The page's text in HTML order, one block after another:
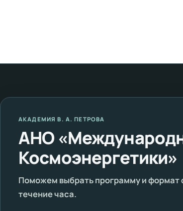
АКАДЕМИЯ В. А. ПЕТРОВА
АНО
Космоэнергетики»
Поможем выбрать программу и формат
течение часа.